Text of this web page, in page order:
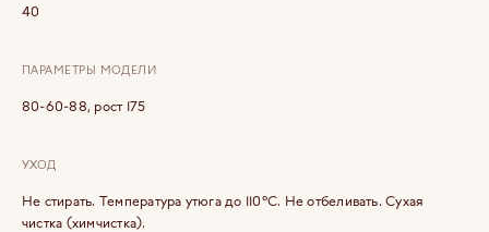
40
ПАРАМЕТРЫ МОДЕЛИ
80-60-88, рост 175
УХОД
Не стирать. Температура утюга до 110°C. Не отбеливать. Сухая
чистка (химчистка).